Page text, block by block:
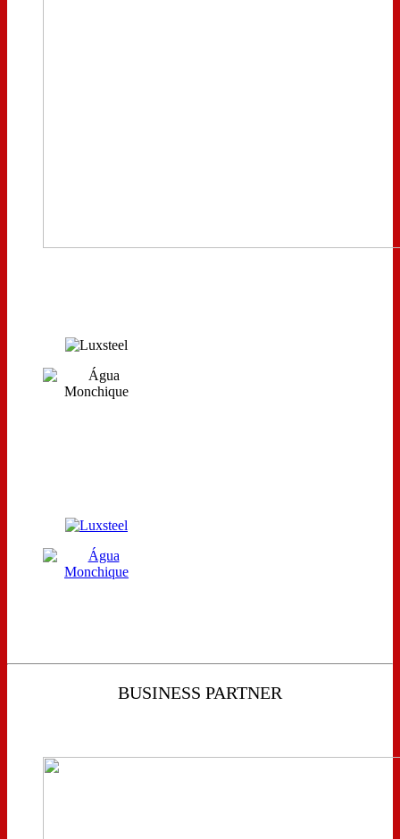
BUSINESS PARTNER